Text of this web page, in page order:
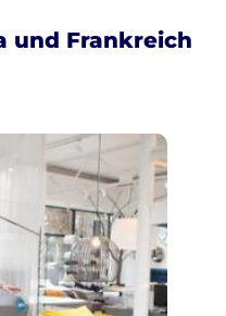
und Frankreich